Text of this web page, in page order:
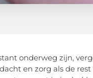
onderweg zijn,
en zorg als de